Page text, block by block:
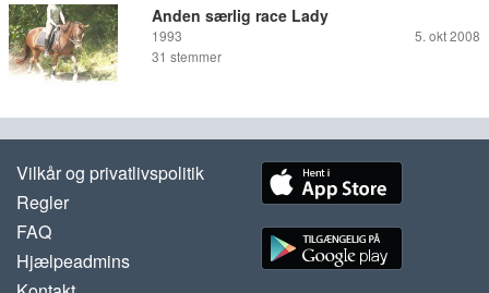
Anden særlig race Lady
1993
5. okt 2008
31 stemmer
Vilkår og privatlivspolitik
Regler
FAQ
Hjælpeadmins